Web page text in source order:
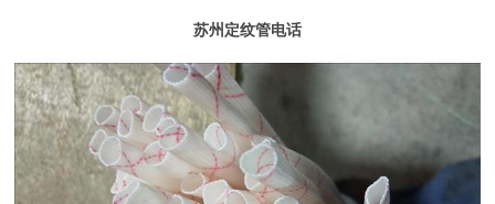
苏州定纹管电话